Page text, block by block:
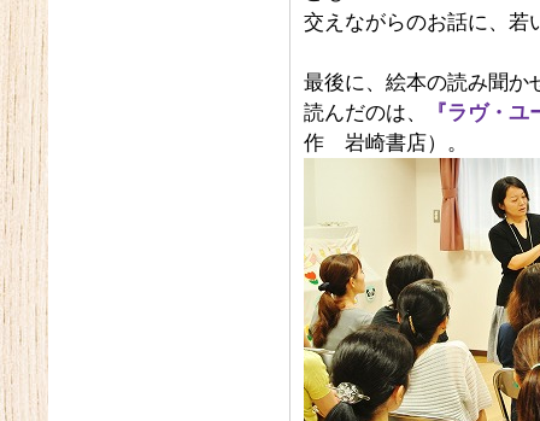
交えながらのお話に、若
最後に、絵本の読み聞か
読んだのは、
『ラヴ・
作 岩崎書店）。